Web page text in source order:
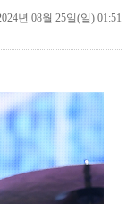
10주년인데 40명뿐?…블랙핑크 행사 공지에 팬심 폭발…
"군 복무 끝나고 다시 모일 것" 스트레이 키즈, 성적…
광주, 공격형 미드필더 김종석 영입…"K리그1 뛸 기회…
'나솔' 24기 옥순, 출연료 미지급 폭로 "1년 넘게…
년 08월 25일(일) 01:51